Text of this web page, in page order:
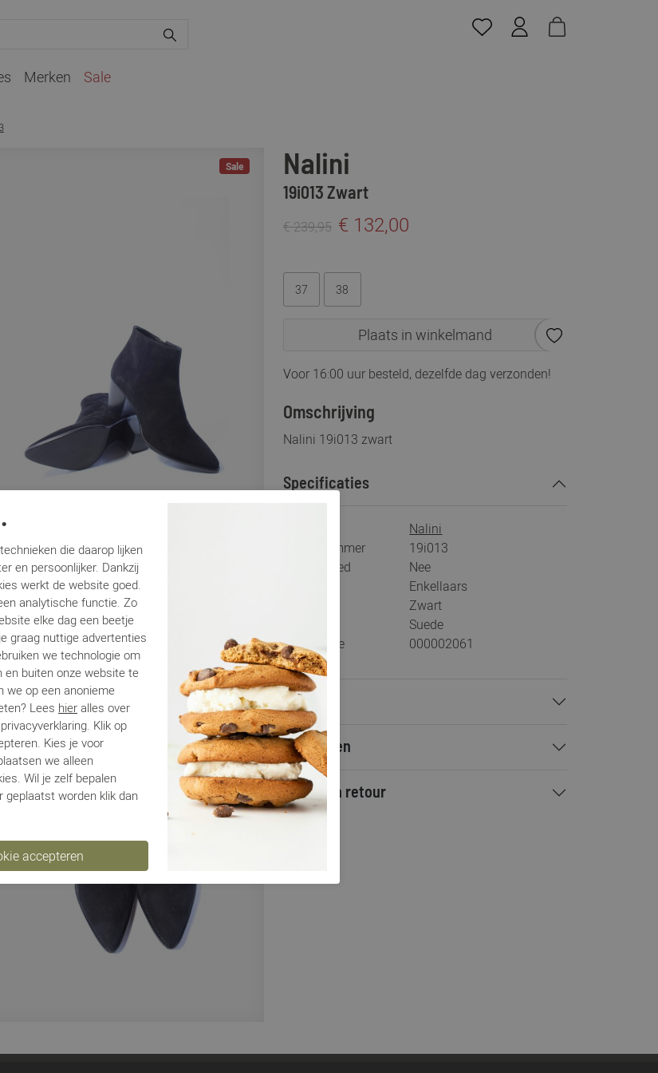
Merken Sale
Sale Nalini
19i013 Zwart
€ 239,95 € 132,00
37 38
Plaats in winkelmand
Voor 16:00 uur besteld, dezelfde dag verzonden!
Omschrijving
Nalini 19i013 zwart
Specificaties
Nalini
Artikelnummer
19i013
Los voetbed
Nee
Enkellaars
Zwart
Suede
Bestelcode
000002061
Betalen
Verzenden
Ruilen en retour
die daarop lijken
en persoonlijker. Dankzij
werkt de website goed.
analytische functie. Zo
elke dag een beetje
graag nuttige advertenties
we technologie om
en buiten onze website te
we op een anonieme
Lees hier alles over
Klik op
Kies je voor
we alleen
Wil je zelf bepalen
geplaatst worden klik dan